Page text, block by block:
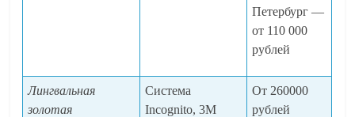
Петербург —
от 110 000
рублей
Лингвальная
золотая
Система
Incognito, 3М
От 260000
рублей